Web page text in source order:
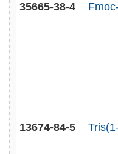
35665-38-4
13674-84-5